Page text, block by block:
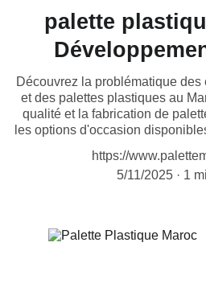
palette
Découvrez la problématique
et des palettes plastiques au
qualité et la fabrication de
les options d'occasion
https://
5/11/2025
1